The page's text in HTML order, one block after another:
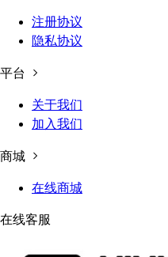
注册协议
隐私协议
平台
关于我们
加入我们
商城
在线商城
在线客服